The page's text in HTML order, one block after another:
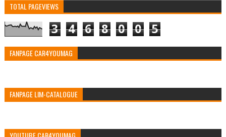
TOTAL PAGEVIEWS
3 4 6 8 0 0 5
FANPAGE CAR4YOUMAG
FANPAGE LIM-CATALOGUE